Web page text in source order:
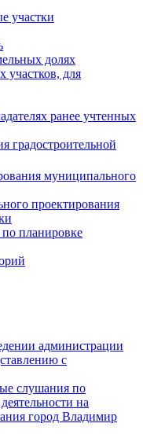
участки
долях
участков, для
ранее учтенных
градостроительной
муниципального
проектирования
планировке
администрации
с
слушания по
на
город Владимир